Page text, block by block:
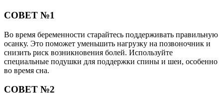
СОВЕТ №1
Во время беременности старайтесь поддерживать правильную
осанку. Это поможет уменьшить нагрузку на позвоночник и
снизить риск возникновения болей. Используйте
специальные подушки для поддержки спины и шеи, особенно
во время сна.
СОВЕТ №2